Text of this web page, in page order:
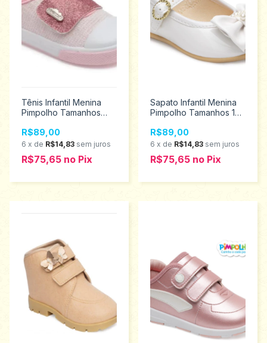
Tênis Infantil Menina
Pimpolho Tamanhos
R$89,00
6 x de R$14,83 sem juros
R$75,65 no Pix
Sapato Infantil Menina
Pimpolho Tamanhos 16
R$89,00
6 x de R$14,83 sem juros
R$75,65 no Pix